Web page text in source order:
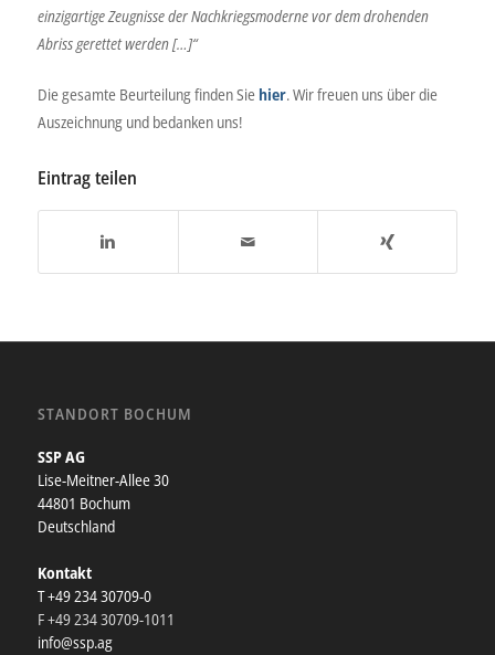
einzigartige Zeugnisse der Nachkriegsmoderne vor dem drohenden
Abriss gerettet werden […]“
Die gesamte Beurteilung finden Sie hier. Wir freuen uns über die
Auszeichnung und bedanken uns!
Eintrag teilen
STANDORT BOCHUM
SSP AG
Lise-Meitner-Allee 30
44801 Bochum
Deutschland
Kontakt
T +49 234 30709-0
F +49 234 30709-1011
info@ssp.ag